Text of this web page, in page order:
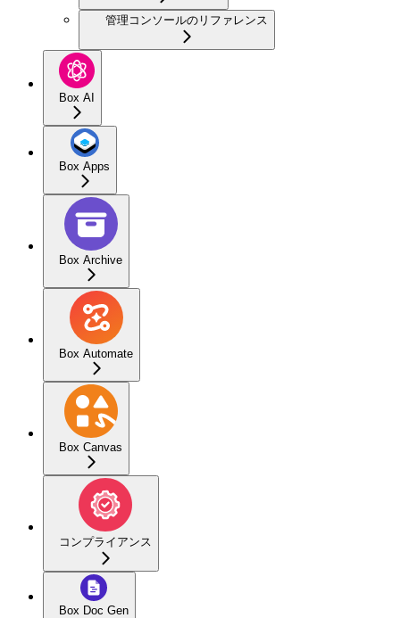
管理コンソールのリファレンス
Box AI
Box Apps
Box Archive
Box Automate
Box Canvas
コンプライアンス
Box Doc Gen